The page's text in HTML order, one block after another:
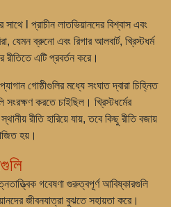
l প্রাচীন লাতভিয়ানদের বিশ্বাস এবং
যেমনব্রুনো এবং রিগার আলবার্ট, খ্রিস্টধর্ম
এটি প্রবর্তন করে।
গোষ্ঠীগুলির মধ্যে সংঘাত দ্বারা চিহ্নিত
সংরক্ষণ করতে চাইছিল। খ্রিস্টধর্মের
রীতি হারিয়ে যায়, তবে কিছু রীতি বজায়
হয়।
গবেষণা গুরুত্বপূর্ণ আবিষ্কারগুলি
জীবনযাত্রা বুঝতে সহায়তা করে।